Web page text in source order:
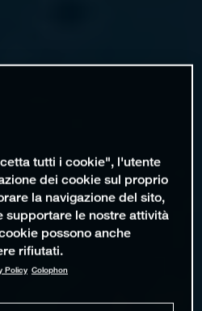
tutti i cookie", l'utente
dei cookie sul proprio
la navigazione del sito,
supportare le nostre attività
possono anche
rifiutati.
Policy Colophon